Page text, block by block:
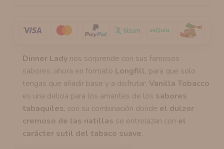
Dinner Lady nos sorprende con sus famosos
sabores, ahora en formato Longfill, para que solo
tengas que añadir base y a disfrutar. Vanilla Tobacco
es una delicia para los amantes de los sabores
tabaquiles, con su combinación donde el dulzor
cremoso de las natillas se entrelazan con el
carácter sutil del tabaco suave.